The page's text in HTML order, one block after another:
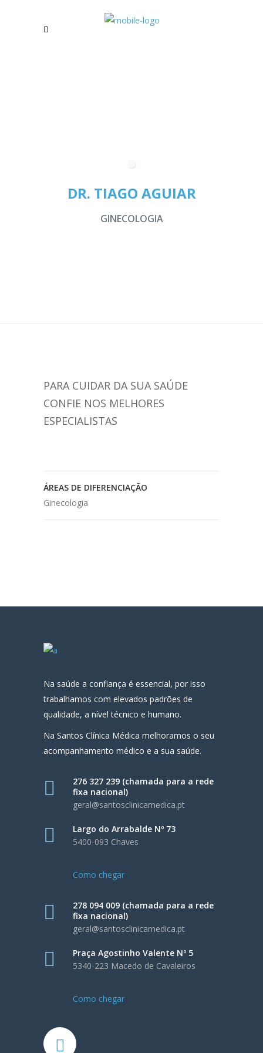
DR. TIAGO AGUIAR
GINECOLOGIA
PARA CUIDAR DA SUA SAÚDE
CONFIE NOS MELHORES
ESPECIALISTAS
ÁREAS DE DIFERENCIAÇÃO
Ginecologia
Na saúde a confiança é essencial, por isso
trabalhamos com elevados padrões de
qualidade, a nível técnico e humano.
Na Santos Clínica Médica melhoramos o seu
acompanhamento médico e a sua saúde.
276 327 239 (chamada para a rede
fixa nacional)
geral@santosclinicamedica.pt
Largo do Arrabalde Nº 73
5400-093 Chaves
Como chegar
278 094 009 (chamada para a rede
fixa nacional)
geral@santosclinicamedica.pt
Praça Agostinho Valente Nº 5
5340-223 Macedo de Cavaleiros
Como chegar